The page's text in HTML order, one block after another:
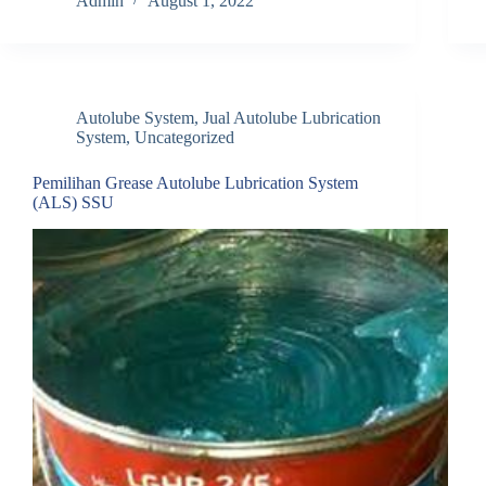
Autolube System, Jual Autolube Lubrication
System, Uncategorized
Pemilihan Grease Autolube Lubrication System
(ALS) SSU